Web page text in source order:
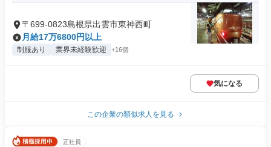
〒699-0823島根県出雲市東神西町
月給17万6800円以上
制服あり 業界未経験歓迎 +16個
気になる
この企業の類似求人を見る
正社員